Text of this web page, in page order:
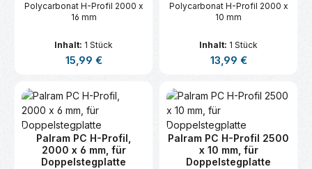
Polycarbonat H-Profil 2000 x
16 mm
Inhalt: 1 Stück
Regulärer Preis:
15,99 €
Polycarbonat H-Profil 2000 x
10 mm
Inhalt: 1 Stück
Regulärer Preis:
13,99 €
Palram PC H-Profil,
2000 x 6 mm, für
Doppelstegplatte
Palram PC H-Profil 2500
x 10 mm, für
Doppelstegplatte